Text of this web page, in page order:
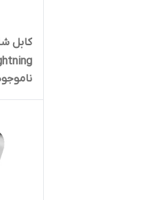
CL115 توان 3 آمپر